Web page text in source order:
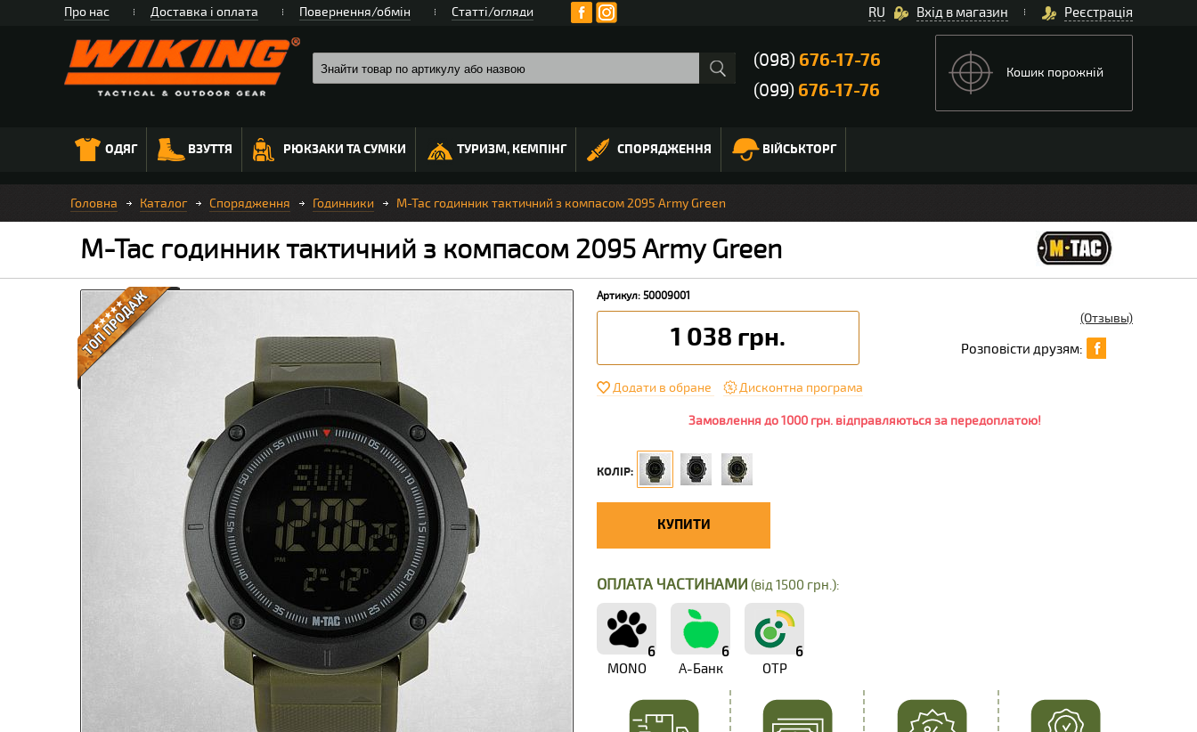
Про нас Доставка і оплата Повернення/обмін Статті/огляди Вхід в магазин Реєстрація
RU
(098) 676-17-76
(099) 676-17-76
Кошик порожній
ОДЯГ ВЗУТТЯ РЮКЗАКИ ТА СУМКИ ТУРИЗМ, КЕМПІНГ СПОРЯДЖЕННЯ ВІЙСЬКТОРГ
Головна Каталог Спорядження Годинники M-Tac годинник тактичний з компасом 2095 Army Green
M-Tac годинник тактичний з компасом 2095 Army Green
Артикул: 50009001
1 038 грн.
(Отзывы)
Розповісти друзям:
Додати в обране Дисконтна програма
Замовлення до 1000 грн. відправляються за передоплатою!
КОЛІР:
КУПИТИ
ОПЛАТА ЧАСТИНАМИ (від 1500 грн.):
6
MONO
6
А-Банк
6
OTP